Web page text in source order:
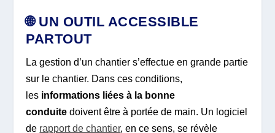
🌐 UN OUTIL ACCESSIBLE
PARTOUT
La gestion d’un chantier s’effectue en grande partie
sur le chantier. Dans ces conditions,
les informations liées à la bonne
conduite doivent être à portée de main. Un logiciel
de rapport de chantier, en ce sens, se révèle